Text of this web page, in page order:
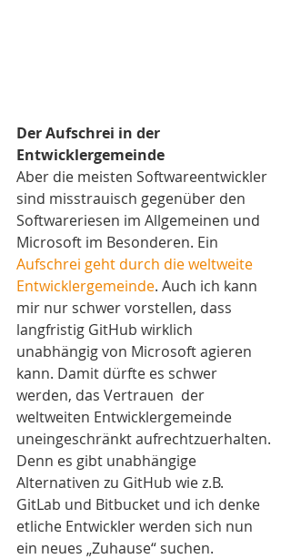
Der Aufschrei in der
Entwicklergemeinde
Aber die meisten Softwareentwickler
sind misstrauisch gegenüber den
Softwareriesen im Allgemeinen und
Microsoft im Besonderen. Ein
Aufschrei geht durch die weltweite
Entwicklergemeinde. Auch ich kann
mir nur schwer vorstellen, dass
langfristig GitHub wirklich
unabhängig von Microsoft agieren
kann. Damit dürfte es schwer
werden, das Vertrauen  der
weltweiten Entwicklergemeinde
uneingeschränkt aufrechtzuerhalten.
Denn es gibt unabhängige
Alternativen zu GitHub wie z.B.
GitLab und Bitbucket und ich denke
etliche Entwickler werden sich nun
ein neues „Zuhause“ suchen.